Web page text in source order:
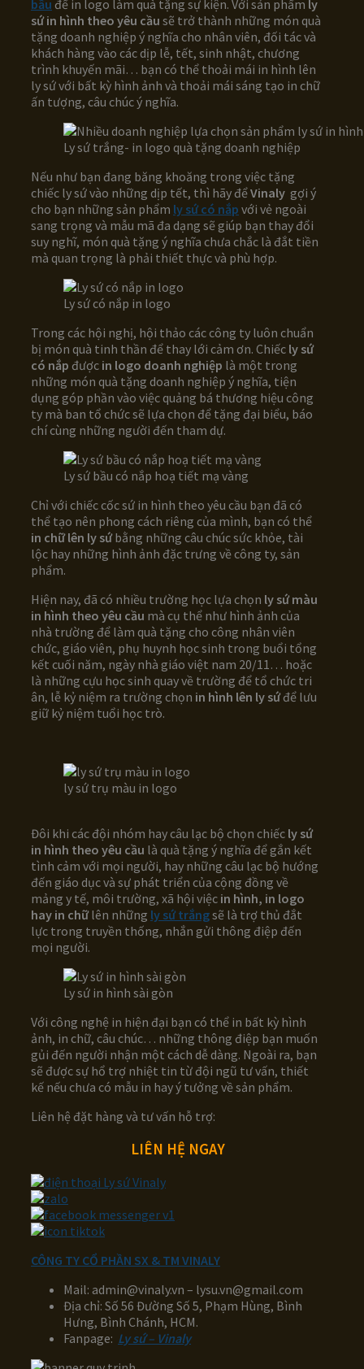
bầu để in logo làm quà tặng sự kiện. Với sản phẩm ly
sứ in hình theo yêu cầu sẽ trở thành những món quà
tặng doanh nghiệp ý nghĩa cho nhân viên, đối tác và
khách hàng vào các dịp lễ, tết, sinh nhật, chương
trình khuyến mãi… bạn có thể thoải mái in hình lên
ly sứ với bất kỳ hình ảnh và thoải mái sáng tạo in chữ
ấn tượng, câu chúc ý nghĩa.
Ly sứ trắng- in logo quà tặng doanh nghiệp
Nếu như bạn đang băng khoăng trong việc tặng
chiếc ly sứ vào những dịp tết, thì hãy đểVinaly gợi ý
cho bạn những sản phẩm ly sứ có nắp với vẻ ngoài
sang trọng và mẫu mã đa dạng sẽ giúp bạn thay đổi
suy nghĩ, món quà tặng ý nghĩa chưa chắc là đắt tiền
mà quan trọng là phải thiết thực và phù hợp.
Ly sứ có nắp in logo
Trong các hội nghị, hội thảo các công ty luôn chuẩn
bị món quà tinh thần để thay lới cảm ơn. Chiếc ly sứ
có nắp được in logo doanh nghiệp là một trong
những món quà tặng doanh nghiệp ý nghĩa, tiện
dụng góp phần vào việc quảng bá thương hiệu công
ty mà ban tổ chức sẽ lựa chọn để tặng đại biểu, báo
chí cùng những người đến tham dự.
Ly sứ bầu có nắp hoạ tiết mạ vàng
Chỉ với chiếc cốc sứ in hình theo yêu cầu bạn đã có
thể tạo nên phong cách riêng của mình, bạn có thể
in chữ lên ly sứbằng những câu chúc sức khỏe, tài
lộc hay những hình ảnh đặc trưng về công ty, sản
phẩm.
Hiện nay, đã có nhiều trường học lựa chọn ly sứ màu
in hình theo yêu cầu mà cụ thể như hình ảnh của
nhà trường để làm quà tặng cho công nhân viên
chức, giáo viên, phụ huynh học sinh trong buổi tổng
kết cuối năm, ngày nhà giáo việt nam 20/11… hoặc
là những cựu học sinh quay về trường để tổ chức tri
ân, lễ kỷ niệm ra trường chọn in hình lên ly sứđể lưu
giữ kỷ niệm tuổi học trò.
ly sứ trụ màu in logo
Đôi khi các đội nhóm hay câu lạc bộ chọn chiếc ly sứ
in hình theo yêu cầu là quà tặng ý nghĩa để gắn kết
tình cảm với mọi người, hay những câu lạc bộ hướng
đến giáo dục và sự phát triển của cộng đồng về
mảng y tế, môi trường, xã hội việc in hình, in logo
hay in chữlên những ly sứ trắngsẽ là trợ thủ đắt
lực trong truyền thống, nhắn gửi thông điệp đến
mọi người.
Ly sứ in hình sài gòn
Với công nghệ in hiện đại bạn có thể in bất kỳ hình
ảnh, in chữ, câu chúc… những thông điệp bạn muốn
gủi đến người nhận một cách dễ dàng. Ngoài ra, bạn
sẽ được sự hổ trợ nhiệt tin từ đội ngũ tư vấn, thiết
kế nếu chưa có mẫu in hay ý tưởng về sản phẩm.
Liên hệ đặt hàng và tư vấn hỗ trợ:
LIÊN HỆ NGAY
CÔNG TY CỔ PHẦN SX & TM VINALY
Mail: admin@vinaly.vn – lysu.vn@gmail.com
Địa chỉ: Số 56 Đường Số 5, Phạm Hùng, Bình
Hưng, Bình Chánh, HCM.
Fanpage: Ly sứ – Vinaly